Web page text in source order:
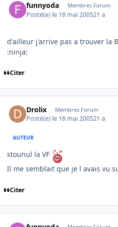
funnyoda Membres Forum
Posté(e) le 18 mai 200521 a
d'ailleur j'arrive pas a trouver la
:ninja:
Citer
Drolix Membres Forum
Posté(e) le 18 mai 200521 a
AUTEUR
stounul la VF
Il me semblait que je l avais vu
Citer